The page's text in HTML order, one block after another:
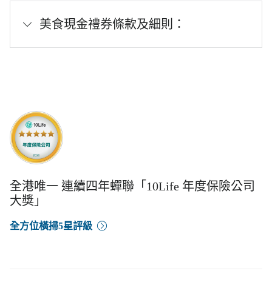
美食現金禮券條款及細則：
全港唯一 連續四年蟬聯「10Life 年度保險公司
大獎」
全方位橫掃5星評級